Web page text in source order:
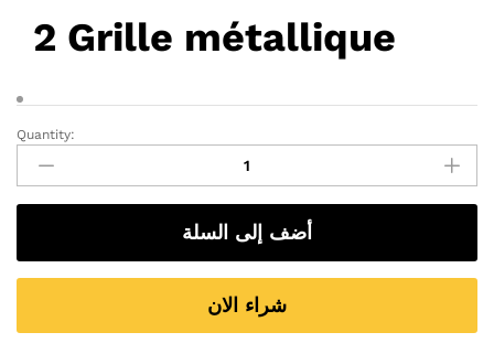
2 Grille métallique
Itimat
Table
de
cuisson
feux
itimat
Quantity:
أضف إلى السلة
شراء الان